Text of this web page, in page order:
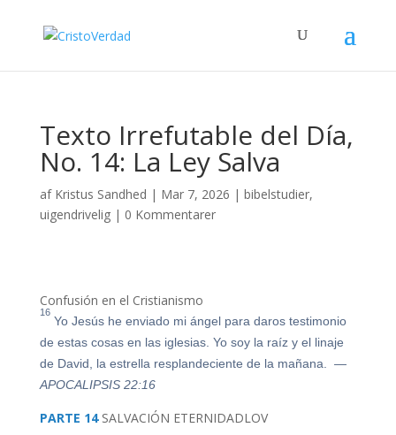
Texto Irrefutable del Día,
No. 14: La Ley Salva
af Kristus Sandhed | Mar 7, 2026 | bibelstudier,
uigendrivelig| 0 Kommentarer
Confusión en el Cristianismo
16
Yo Jesús he enviado mi ángel para daros testimonio
de estas cosas en las iglesias. Yo soy la raíz y el linaje
de David, la estrella resplandeciente de la mañana.
—
APOCALIPSIS 22:16
PARTE 14 SALVACIÓN ETERNIDADLOV